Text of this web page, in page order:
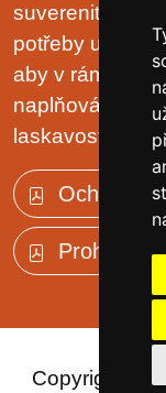
suverenitu
potřeby
aby v rámci
naplňování
laskavostí
Ochrana
Copyright ©